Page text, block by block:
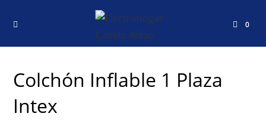
0
Colchón Inflable 1 Plaza
Intex